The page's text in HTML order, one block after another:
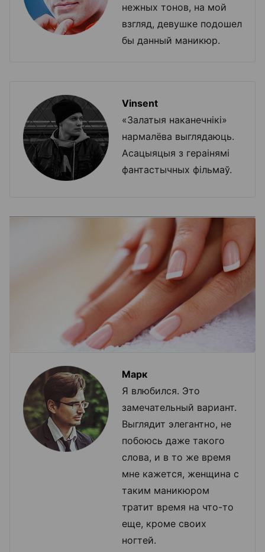
нежных тонов, на мой
взгляд, девушке подошел
бы данный маникюр.
Vinsent
«Залатыя наканечнікі»
нармалёва выглядаюць.
Асацыяцыя з гераінямі
фантастычных фільмаў.
Марк
Я влюбился. Это
замечательный вариант.
Выглядит элегантно, не
побоюсь даже такого
слова, и в то же время
мне кажется, женщина с
таким маникюром
тратит время на что-то
еще, кроме своих
ногтей.